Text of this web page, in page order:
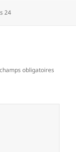
24
obligatoires